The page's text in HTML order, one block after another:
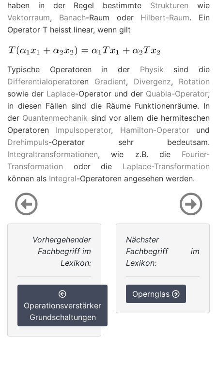
haben in der Regel bestimmte Strukturen wie
Vektorraum, Banach-Raum oder Hilbert-Raum. Ein
Operator T heisst linear, wenn gilt
Typische Operatoren in der Physik sind die
Differentialoperatoren Gradient, Divergenz, Rotation
sowie der Laplace-Operator und der Quabla-Operator;
in diesen Fällen sind die Räume Funktionenräume. In
der Quantenmechanik sind vor allem die hermiteschen
Operatoren Impulsoperator, Hamilton-Operatorund
Drehimpuls-Operator sehr bedeutsam.
Integraltransformationen, wie z.B. die Fourier-
Transformation oder die Laplace-Transformation
können als Integral-Operatoren angesehen werden.
Vorhergehender
Fachbegriff im
Lexikon:
Operationsverstärker
Grundschaltungen
Nächster
Fachbegriff im
Lexikon:
Opernglas